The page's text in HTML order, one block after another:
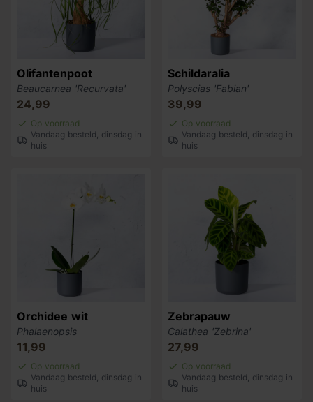
Olifantenpoot
Beaucarnea 'Recurvata'
24,99
Op voorraad
Vandaag besteld, dinsdag in
huis
Schildaralia
Polyscias 'Fabian'
39,99
Op voorraad
Vandaag besteld, dinsdag in
huis
Orchidee wit
Phalaenopsis
11,99
Op voorraad
Vandaag besteld, dinsdag in
huis
Zebrapauw
Calathea 'Zebrina'
27,99
Op voorraad
Vandaag besteld, dinsdag in
huis